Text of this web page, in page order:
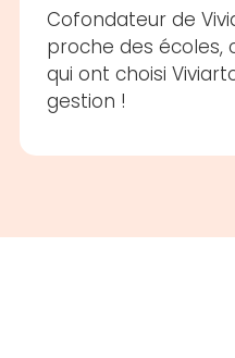
Cofondateur de
proche des écoles,
qui ont choisi
gestion !